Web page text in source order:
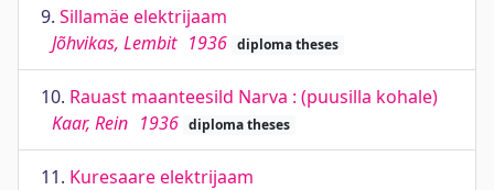
9. Sillamäe elektrijaam
Jõhvikas, Lembit 1936 diploma theses
10. Rauast maanteesild Narva : (puusilla kohale)
Kaar, Rein 1936 diploma theses
11. Kuresaare elektrijaam